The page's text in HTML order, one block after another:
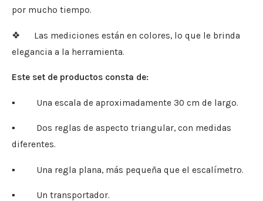
por mucho tiempo.
❖ Las mediciones están en colores, lo que le brinda
elegancia a la herramienta.
Este set de productos consta de:
▪ Una escala de aproximadamente 30 cm de largo.
▪ Dos reglas de aspecto triangular, con medidas
diferentes.
▪ Una regla plana, más pequeña que el escalímetro.
▪ Un transportador.